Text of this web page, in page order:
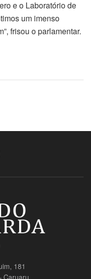
e o Laboratório de
um imenso
frisou o parlamentar.
181
Caruaru